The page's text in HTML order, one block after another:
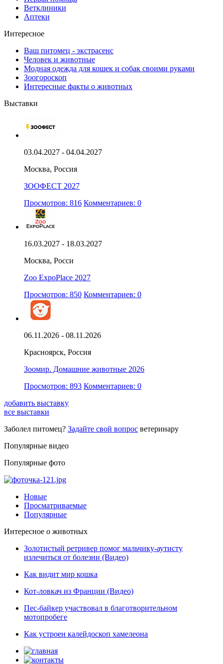
Ветклиники
Аптеки
Интересное
Ваш питомец - экстрасенс
Человек и животные
Модная одежда для кошек и собак своими руками
Зоогороскоп
Интересные факты о животных
Выставки
03.04.2027 - 04.04.2027
Москва, Россия
ЗООФЕСТ 2027
Просмотров: 816 Комментариев: 0
16.03.2027 - 18.03.2027
Москва, Росси
Zoo ExpoPlace 2027
Просмотров: 850 Комментариев: 0
06.11.2026 - 08.11.2026
Красноярск, Россия
Зоомир. Домашние животные 2026
Просмотров: 893 Комментариев: 0
добавить выставку
все выставки
Заболел питомец? Задайте свой вопрос ветеринару
Популярные видео
Популярные фото
Новые
Просматриваемые
Популярные
Интересное о животных
Золотистый ретривер помог мальчику-аутисту
излечиться от болезни (Видео)
Как видит мир кошка
Кот-ловкач из Франции (Видео)
Пес-байкер участвовал в благотворительном
мотопробеге
Как устроен калейдоскоп хамелеона